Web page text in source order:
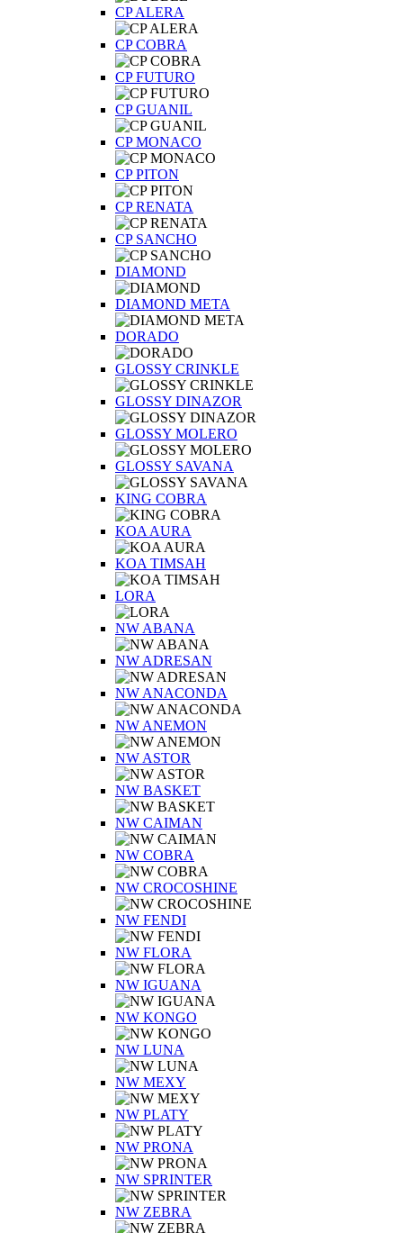
CP ALERA
CP COBRA
CP FUTURO
CP GUANIL
CP MONACO
CP PITON
CP RENATA
CP SANCHO
DIAMOND
DIAMOND META
DORADO
GLOSSY CRINKLE
GLOSSY DINAZOR
GLOSSY MOLERO
GLOSSY SAVANA
KING COBRA
KOA AURA
KOA TIMSAH
LORA
NW ABANA
NW ADRESAN
NW ANACONDA
NW ANEMON
NW ASTOR
NW BASKET
NW CAIMAN
NW COBRA
NW CROCOSHINE
NW FENDI
NW FLORA
NW IGUANA
NW KONGO
NW LUNA
NW MEXY
NW PLATY
NW PRONA
NW SPRINTER
NW ZEBRA